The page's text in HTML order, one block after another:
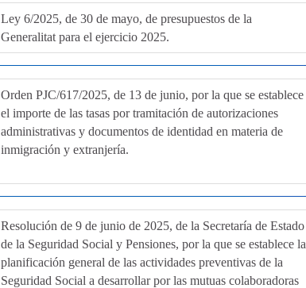
Ley 6/2025, de 30 de mayo, de presupuestos de la
Generalitat para el ejercicio 2025.
Orden PJC/617/2025, de 13 de junio, por la que se establece
el importe de las tasas por tramitación de autorizaciones
administrativas y documentos de identidad en materia de
inmigración y extranjería.
Resolución de 9 de junio de 2025, de la Secretaría de Estado
de la Seguridad Social y Pensiones, por la que se establece la
planificación general de las actividades preventivas de la
Seguridad Social a desarrollar por las mutuas colaboradoras